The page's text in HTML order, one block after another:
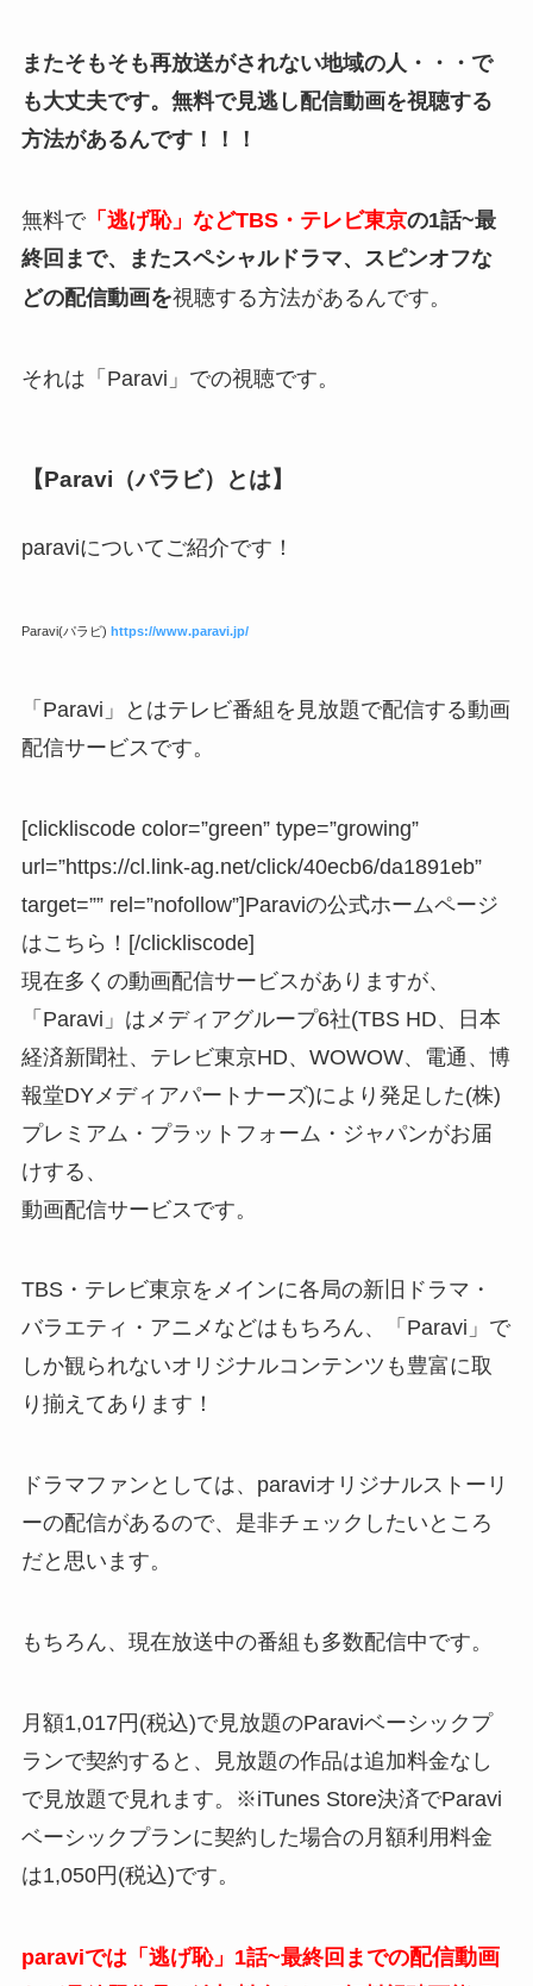
またそもそも再放送がされない地域の人・・・で
も大丈夫です。 無料で見逃し配信動画を視聴する
方法があるんです！！！
無料で「逃げ恥」などTBS・テレビ東京の1話~最
終回まで、またスペシャルドラマ、スピンオフな
どの配信動画を視聴する方法があるんです。
それは「Paravi」での視聴です。
【Paravi（パラビ）とは】
paraviについてご紹介です！
Paravi(パラビ) https://www.paravi.jp/
「Paravi」とはテレビ番組を見放題で配信する動画
配信サービスです。
[clickliscode color=”green” type=”growing”
url=”https://cl.link-ag.net/click/40ecb6/da1891eb”
target=”” rel=”nofollow”]Paraviの公式ホームページ
はこちら！[/clickliscode]
現在多くの動画配信サービスがありますが、
「Paravi」はメディアグループ6社(TBS HD、日本
経済新聞社、テレビ東京HD、WOWOW、電通、博
報堂DYメディアパートナーズ)により発足した(株)
プレミアム・プラットフォーム・ジャパンがお届
けする、
動画配信サービスです。
TBS・テレビ東京をメインに各局の新旧ドラマ・
バラエティ・アニメなどはもちろん、「Paravi」で
しか観られないオリジナルコンテンツも豊富に取
り揃えてあります！
ドラマファンとしては、paraviオリジナルストーリ
ーの配信があるので、是非チェックしたいところ
だと思います。
もちろん、現在放送中の番組も多数配信中です。
月額1,017円(税込)で見放題のParaviベーシックプ
ランで契約すると、見放題の作品は追加料金なし
で見放題で見れます。※iTunes Store決済でParavi
ベーシックプランに契約した場合の月額利用料金
は1,050円(税込)です。
paraviでは「逃げ恥」1話~最終回までの配信動画